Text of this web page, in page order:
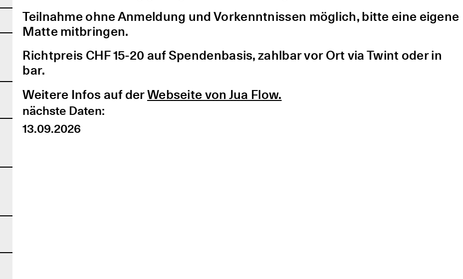
Teilnahme ohne Anmeldung und Vorkenntnissen möglich, bitte eine eigene
Matte mitbringen.
Richtpreis CHF 15-20 auf Spendenbasis, zahlbar vor Ort via Twint oder in
bar.
Weitere Infos auf derWebseite von Jua Flow.
nächste Daten:
13.09.2026